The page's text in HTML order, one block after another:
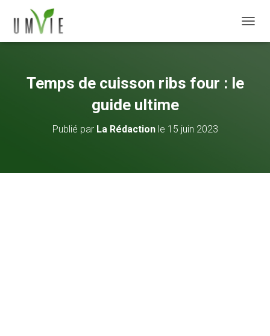
Temps de cuisson ribs four : le
guide ultime
Publié par La Rédactionle 15 juin 2023